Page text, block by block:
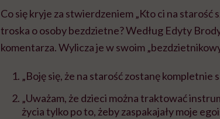
Co się kryje za stwierdzeniem „Kto ci na starość
troska o osoby bezdzietne? Według Edyty
komentarza. Wylicza je w swoim
„Boję się, że na starość zostanę kompletnie
„Uważam, że dzieci można traktować
życia tylko po to, żeby zaspakajały moje